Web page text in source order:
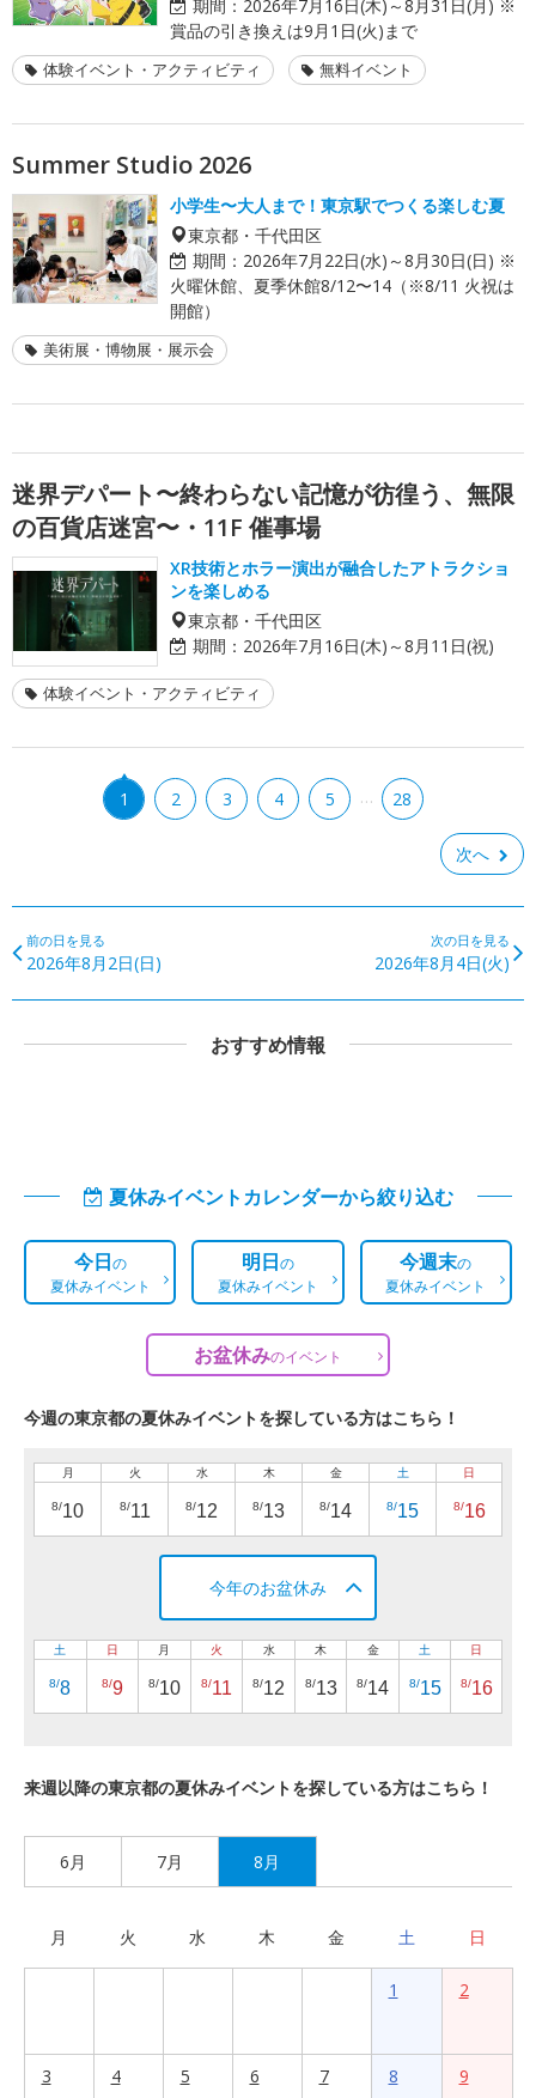
期間： 2026年7月16日(木)～8月31日(月) ※
賞品の引き換えは9月1日(火)まで
体験イベント・アクティビティ 無料イベント
Summer Studio 2026
小学生〜大人まで！東京駅でつくる楽しむ夏
東京都・千代田区
期間： 2026年7月22日(水)～8月30日(日) ※
火曜休館、夏季休館8/12〜14（※8/11 火祝は
開館）
美術展・博物展・展示会
迷界デパート〜終わらない記憶が彷徨う、無限
の百貨店迷宮〜・11F 催事場
XR技術とホラー演出が融合したアトラクショ
ンを楽しめる
東京都・千代田区
期間： 2026年7月16日(木)～8月11日(祝)
体験イベント・アクティビティ
1 2 3 4 5 … 28
次へ
前の日を見る
2026年8月2日(日)
次の日を見る
2026年8月4日(火)
おすすめ情報
夏休みイベントカレンダーから絞り込む
今日の
夏休みイベント
明日の
夏休みイベント
今週末の
夏休みイベント
お盆休みのイベント
今週の東京都の夏休みイベントを探している方はこちら！
月
8/10
火
8/11
水
8/12
木
8/13
金
8/14
土
8/15
日
8/16
今年のお盆休み
土
8/8
日
8/9
月
8/10
火
8/11
水
8/12
木
8/13
金
8/14
土
8/15
日
8/16
来週以降の東京都の夏休みイベントを探している方はこちら！
6月 7月 8月
月 火 水 木 金 土 日
1 2
3 4 5 6 7 8 9